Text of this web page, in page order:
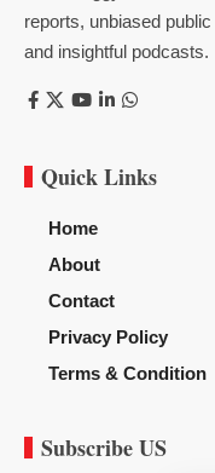
reports, unbiased
and insightful podcasts.
Quick Links
Home
About
Contact
Privacy Policy
Terms & Condition
Subscribe US